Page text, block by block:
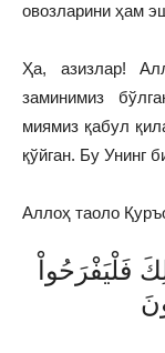
овозларини ҳам
Ҳа, азизлар!
заминимиз
миямиз қабул
қўйган. Бу Унинг
Аллоҳ таоло
فَلْيَفْرَحُواْ